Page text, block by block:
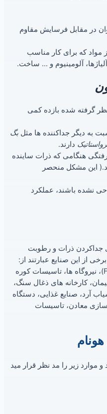
در مقابل فرسایش مقاوم
مواد که برای کار مناسب
آلومینیوم و … ساخت.
گرفته شده بازده کمی
به دیگر جداکننده ها مثل بگ
دارند.
هنگامی که ذرات ساینده
این مشکل منحصر
نشده باشند، عملکرد
جداکردن ذرات و رطوبت
از این صنایع عبارتند از:
نفت و گاز(بجای دستگاه های FCCU)، نیروگاه ها، تاسیسات کوره
کارخانه های ذغال سنگ،
آرد، صنایع غذایی، دستگاه
معادن، تاسیسات
موارد زیر را مد نظر قرار مید